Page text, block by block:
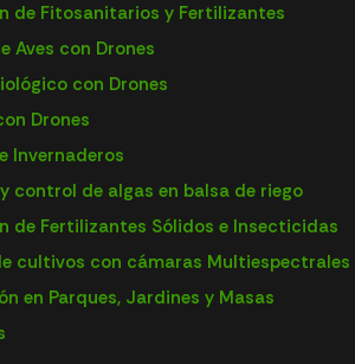
de Fitosanitarios y Fertilizantes
Aves con Drones
con Drones
Drones
Invernaderos
control de algas en balsa de riego
de Fertilizantes Sólidos e Insecticidas
cultivos con cámaras Multiespectrales
en Parques, Jardines y Masas
PLACA
T25